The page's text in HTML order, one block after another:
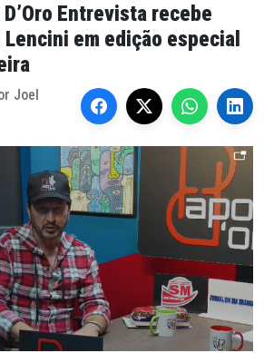
Entrevista recebe
em edição especial
Joel